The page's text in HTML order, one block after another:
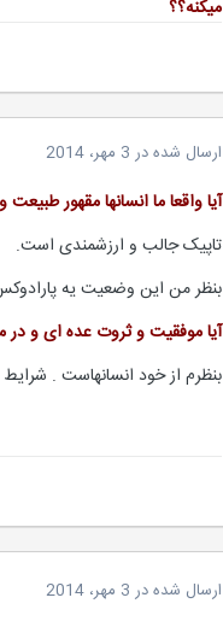
میکنه؟؟
ارسال شده در 3 مهر، 2014
آیا واقعا ما انسانها مقهور
تاپیک جالب و ارزشمندی است.
بنظر من این وضعیت یه
آیا موفقیت و ثروت عده ای و در
بنظرم از خود انسانهاست .
ارسال شده در 3 مهر، 2014